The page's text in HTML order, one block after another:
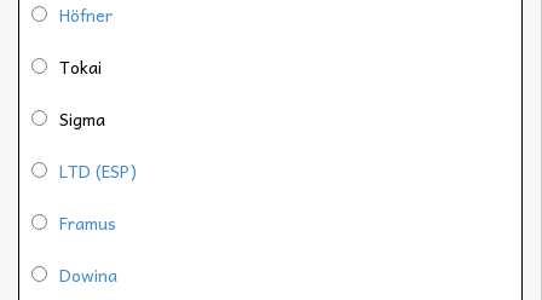
Höfner
Tokai
Sigma
LTD (ESP)
Framus
Dowina